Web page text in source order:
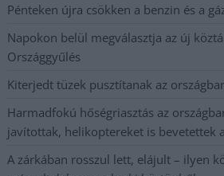
Pénteken újra csökken a benzin és a
Napokon belül megválasztja az új
Országgyűlés
Kiterjedt tüzek pusztítanak az
Harmadfokú hőségriasztás az
javítottak, helikoptereket is bevetettek
A zárkában rosszul lett, elájult – ilyen